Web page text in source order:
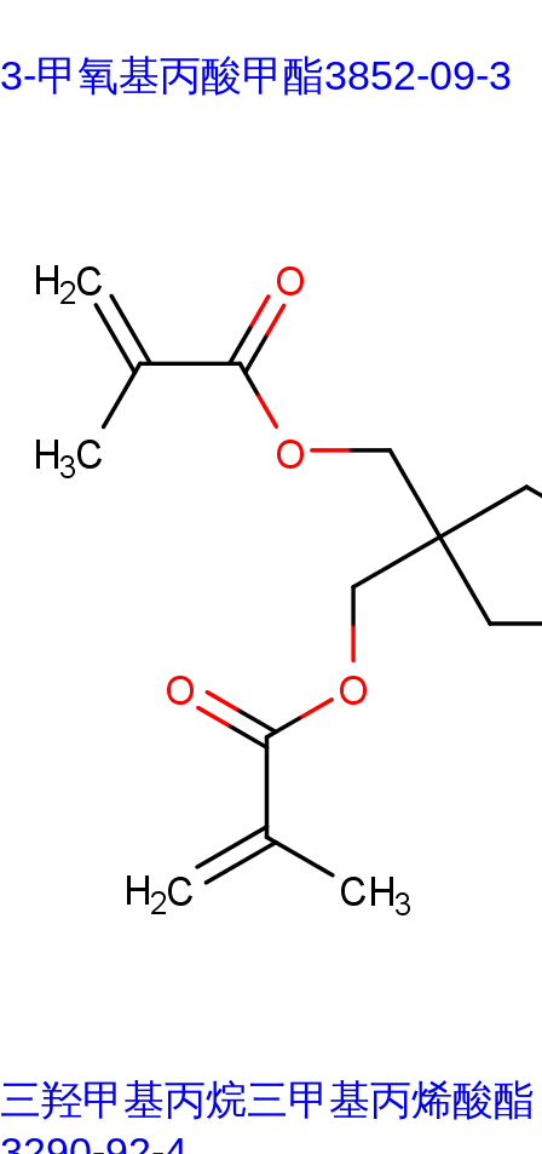
3-甲氧基丙酸甲酯3852-09-3
三羟甲基丙烷三甲基丙烯酸酯